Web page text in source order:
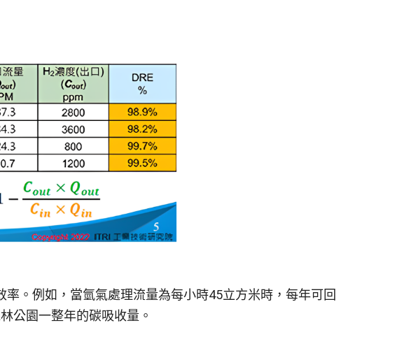
。例如，當氫氣處理流量為每小時45立方米時，每年可回
公園一整年的碳吸收量。